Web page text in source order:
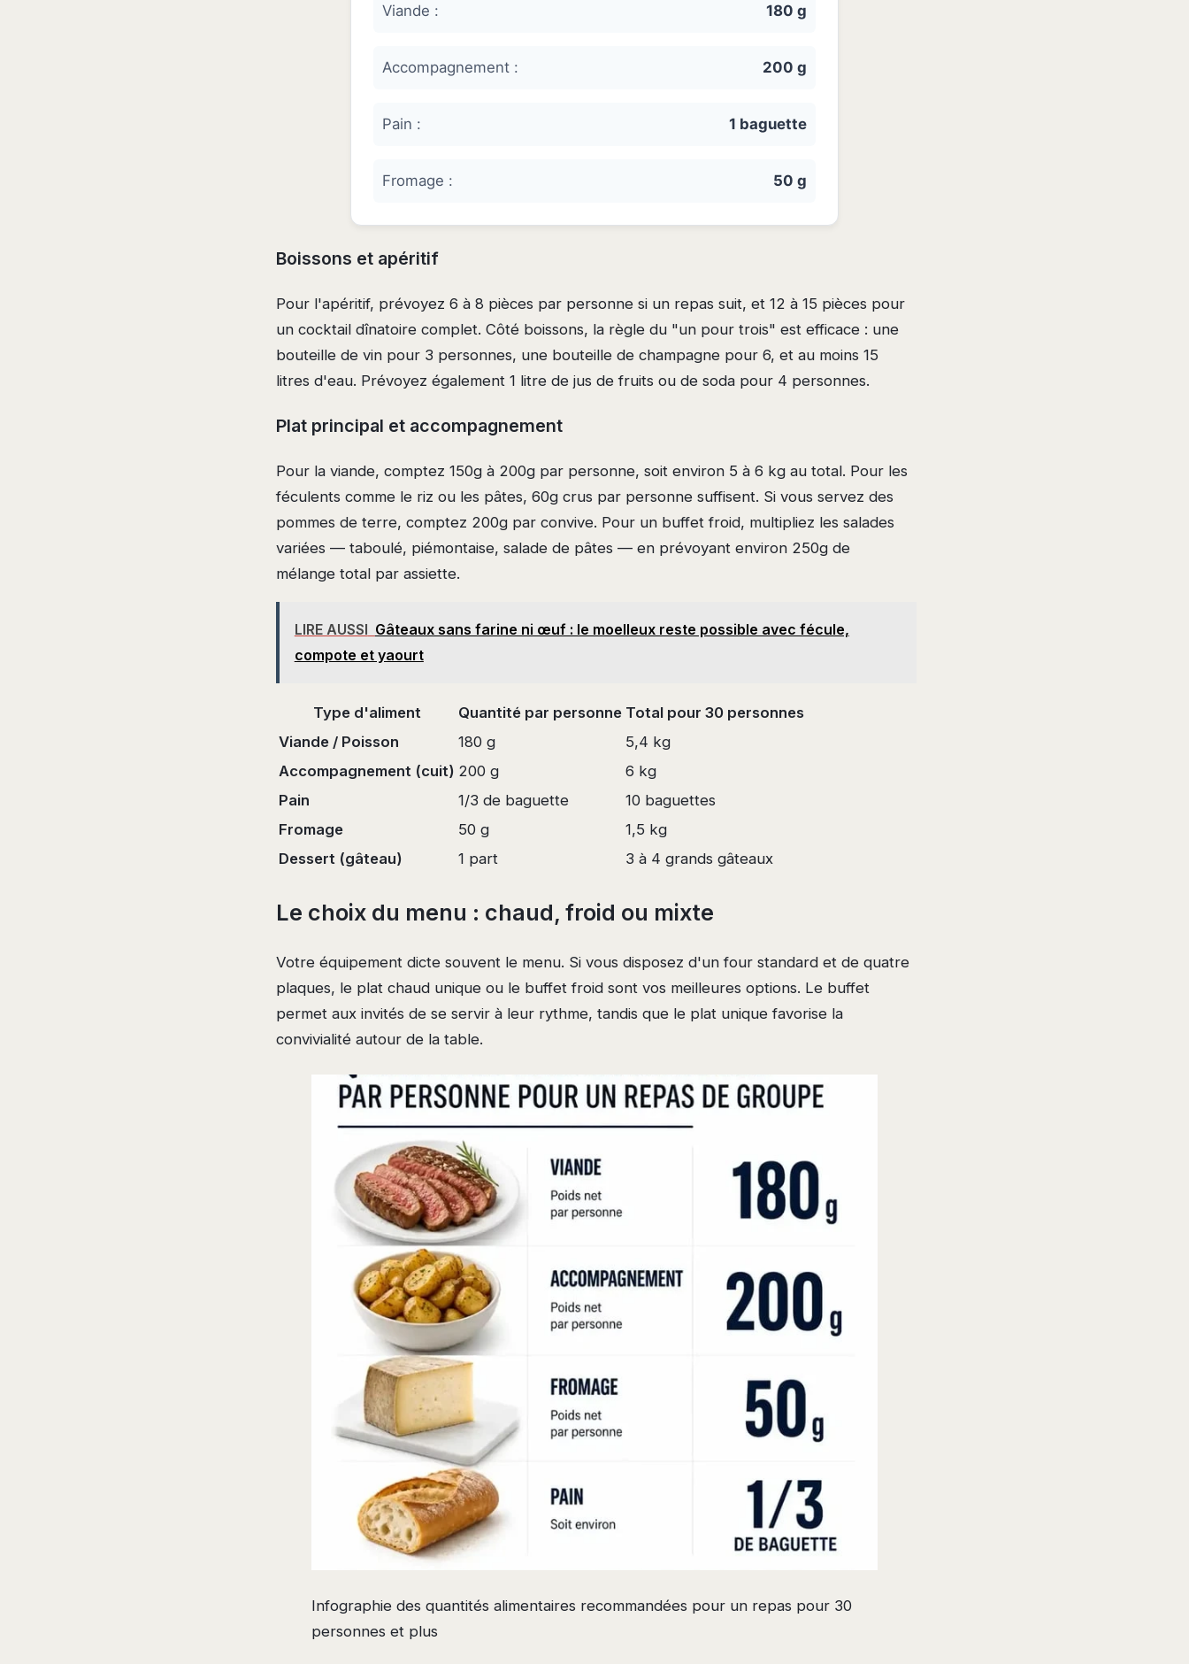
Viande : 180 g
Accompagnement : 200 g
Pain : 1 baguette
Fromage : 50 g
Boissons et apéritif
Pour l'apéritif, prévoyez 6 à 8 pièces par personne si un repas suit, et 12 à 15 pièces pour
un cocktail dînatoire complet. Côté boissons, la règle du "un pour trois" est efficace : une
bouteille de vin pour 3 personnes, une bouteille de champagne pour 6, et au moins 15
litres d'eau. Prévoyez également 1 litre de jus de fruits ou de soda pour 4 personnes.
Plat principal et accompagnement
Pour la viande, comptez 150g à 200g par personne, soit environ 5 à 6 kg au total. Pour les
féculents comme le riz ou les pâtes, 60g crus par personne suffisent. Si vous servez des
pommes de terre, comptez 200g par convive. Pour un buffet froid, multipliez les salades
variées — taboulé, piémontaise, salade de pâtes — en prévoyant environ 250g de
mélange total par assiette.
LIRE AUSSI Gâteaux sans farine ni œuf : le moelleux reste possible avec fécule,
compote et yaourt
Type d'aliment Quantité par personne Total pour 30 personnes
Viande / Poisson
180 g
5,4 kg
Accompagnement (cuit) 200 g
6 kg
Pain
1/3 de baguette
10 baguettes
Fromage
50 g
1,5 kg
Dessert (gâteau)
1 part 3 à 4 grands gâteaux
Le choix du menu : chaud, froid ou mixte
Votre équipement dicte souvent le menu. Si vous disposez d'un four standard et de quatre
plaques, le plat chaud unique ou le buffet froid sont vos meilleures options. Le buffet
permet aux invités de se servir à leur rythme, tandis que le plat unique favorise la
convivialité autour de la table.
Infographie des quantités alimentaires recommandées pour un repas pour 30
personnes et plus